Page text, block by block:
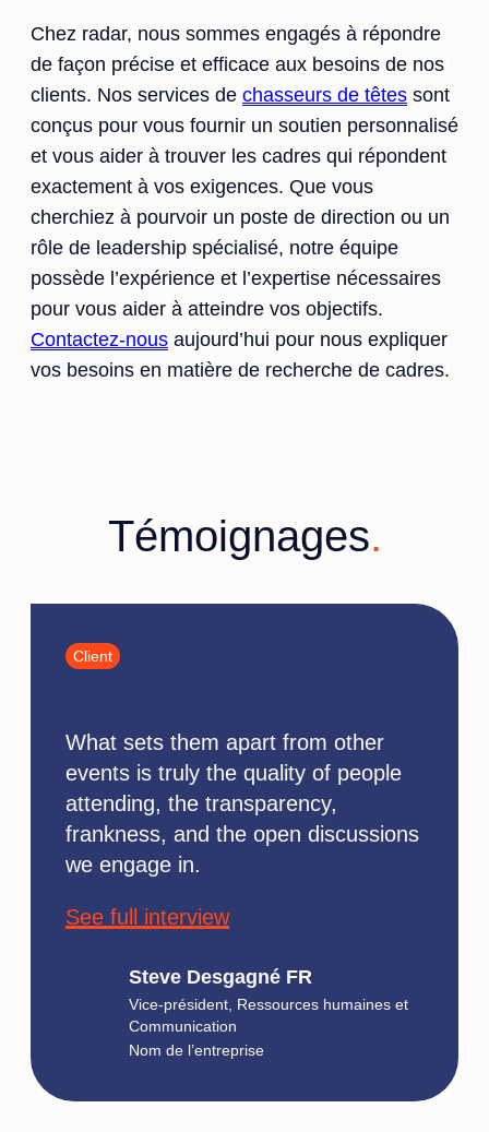
Chez radar, nous sommes engagés à répondre
de façon précise et efficace aux besoins de nos
clients. Nos services de chasseurs de têtes sont
conçus pour vous fournir un soutien personnalisé
et vous aider à trouver les cadres qui répondent
exactement à vos exigences. Que vous
cherchiez à pourvoir un poste de direction ou un
rôle de leadership spécialisé, notre équipe
possède l’expérience et l’expertise nécessaires
pour vous aider à atteindre vos objectifs.
Contactez-nous aujourd’hui pour nous expliquer
vos besoins en matière de recherche de cadres.
Témoignages
Client
What sets them apart from other
events is truly the quality of people
attending, the transparency,
frankness, and the open discussions
we engage in.
See full interview
Steve Desgagné FR
Vice-président, Ressources humaines et
Communication
Nom de l’entreprise